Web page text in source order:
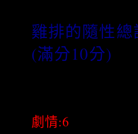
雞排的隨性總
(滿分10分)
劇情:6